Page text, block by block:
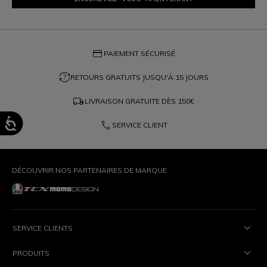
credit_card PAIEMENT SÉCURISÉ
question_exchangeRETOURS GRATUITS JUSQU'À 15 JOURS
local_shipping LIVRAISON GRATUITE DÈS 150€
phone SERVICE CLIENT
DÉCOUVRIR NOS PARTENAIRES DE MARQUE
SERVICE CLIENTS
PRODUITS